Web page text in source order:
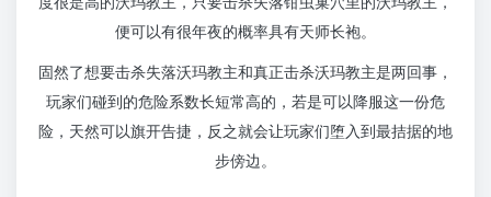
便可以有很年夜的概率具有天师长袍。
固然了想要击杀失落沃玛教主和真正击杀沃玛教主是两回事，
玩家们碰到的危险系数长短常高的，若是可以降服这一份危
险，天然可以旗开告捷，反之就会让玩家们堕入到最拮据的地
步傍边。